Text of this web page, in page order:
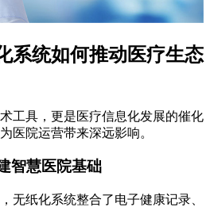
系统如何推动医疗生态
工具，更是医疗信息化发展的催化
医院运营带来深远影响。
智慧医院基础
无纸化系统整合了电子健康记录、